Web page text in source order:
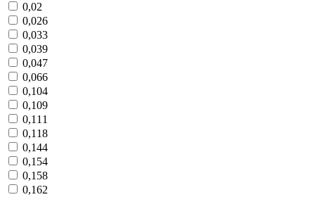
0,02
0,026
0,033
0,039
0,047
0,066
0,104
0,109
0,111
0,118
0,144
0,154
0,158
0,162